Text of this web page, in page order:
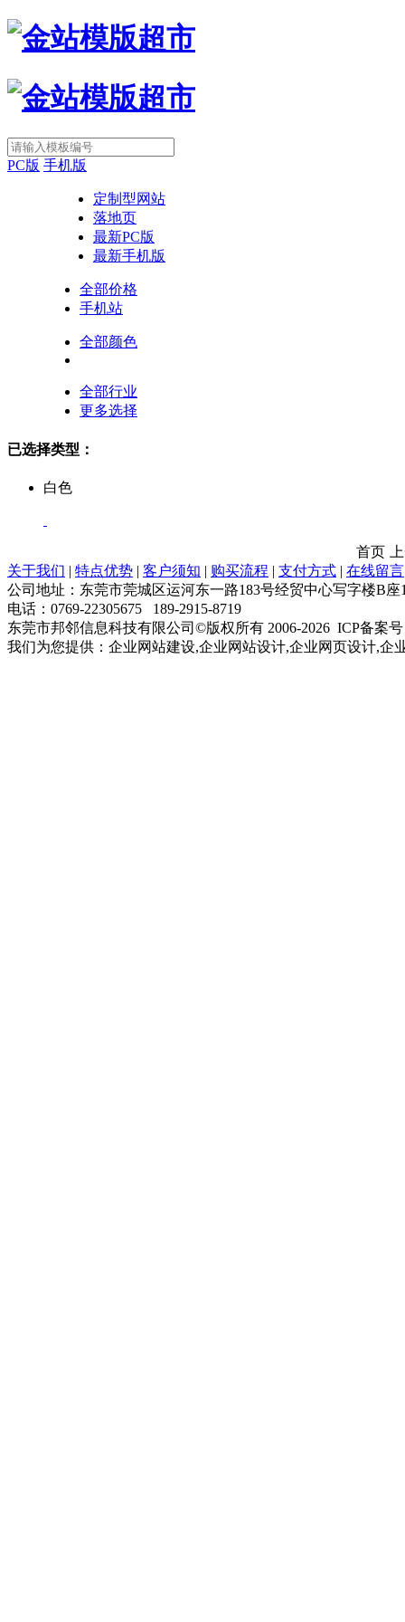
PC版 手机版
定制型网站
落地页
最新PC版
最新手机版
全部价格
手机站
全部颜色
全部行业
更多选择
已选择类型：
白色
首页
关于我们 | 特点优势 | 客户须知 | 购买流程 | 支付方式 | 在线留言
公司地址：东莞市莞城区运河东一路183号经贸中心写字楼B座
电话：0769-22305675 189-2915-8719
东莞市邦邻信息科技有限公司©版权所有 2006-2026 ICP备案
我们为您提供：企业网站建设,企业网站设计,企业网页设计,企